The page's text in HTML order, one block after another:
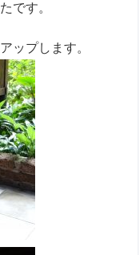
です。
ップします。